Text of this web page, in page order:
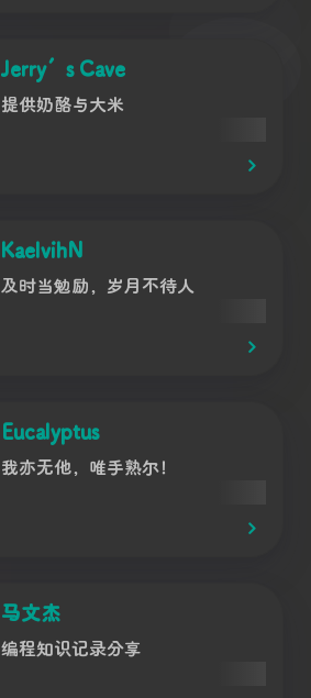
Jerry’s Cave
提供奶酪与大米
KaelvihN
及时当勉励，岁月不待人
Eucalyptus
我亦无他，唯手熟尔！
马文杰
编程知识记录分享